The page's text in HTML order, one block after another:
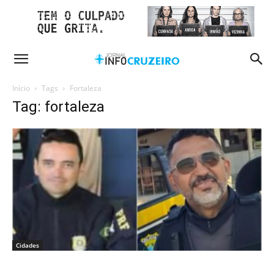
Início Tags Fortaleza
Tag: fortaleza
Cidades